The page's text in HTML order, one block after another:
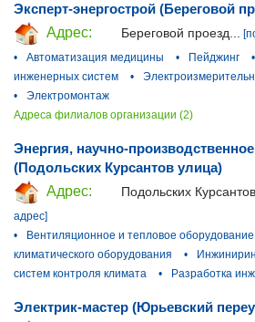
Эксперт-энергострой (Береговой
Адрес:
Береговой проезд...
•
Автоматизация медицины • Пейджинг •
инженерных систем
•
•
Электромонтаж
Адреса филиалов организации (2)
Энергия, научно-
(Подольских Курсантов улица)
Адрес:
Подольских
адрес]
•
Вентиляционное и тепловое оборудование
климатического оборудования
•
систем контроля климата
• Разработка
Электрик-мастер (Юрьевский